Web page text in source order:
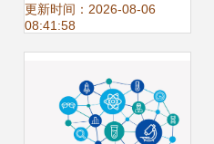
大类应用与百家创
更新时间：2026-08-06
08:41:58